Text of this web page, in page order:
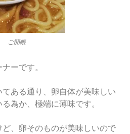
ご開帳
ーです。
ある通り、卵自体が美味しい
為か、極端に薄味です。
、卵そのものが美味しいので